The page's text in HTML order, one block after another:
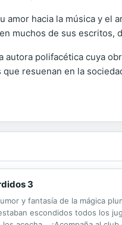
amor hacia la música y
muchos de sus
autora polifacética cuya
resuenan en la
3
y fantasía de la mágica
escondidos todos los